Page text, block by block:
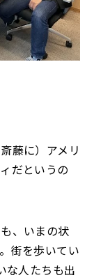
藤に）アメリ
だというの
、いまの状
街を歩いてい
な人たちも出